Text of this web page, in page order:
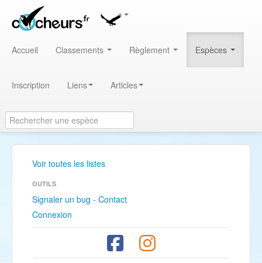
Accueil Classements Règlement Espèces
Inscription Liens Articles
Voir toutes les listes
OUTILS
Signaler un bug - Contact
Connexion